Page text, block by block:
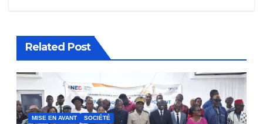
Related Post
MISE EN AVANT SOCIÉTÉ